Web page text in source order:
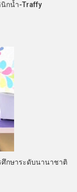
นิกน้ำ-Traffy
ศึกษาระดับนานาชาติ